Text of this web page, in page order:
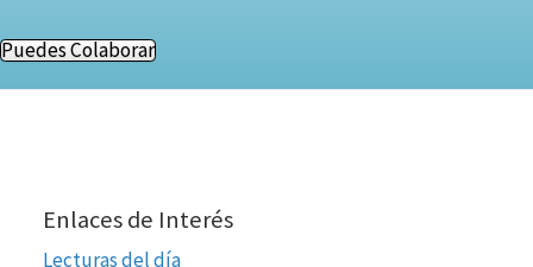
Puedes Colaborar
Enlaces de Interés
Lecturas del día